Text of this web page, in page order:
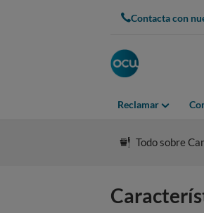
Contacta con
Reclamar
Todo sobre